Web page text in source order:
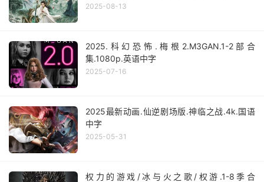
2025-08-13
2025.科幻恐怖.梅根2.M3GAN.1-2部合
集.1080p.英语中字
2025-07-16
2025最新动画.仙逆剧场版.神临之战.4k.国语
中字
2025-05-31
权力的游戏/冰与火之歌/权游.1-8季合